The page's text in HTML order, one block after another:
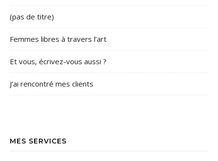
(pas de titre)
Femmes libres à travers l’art
Et vous, écrivez-vous aussi ?
J’ai rencontré mes clients
MES SERVICES